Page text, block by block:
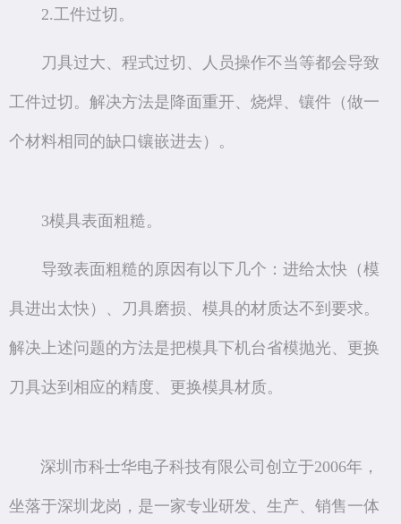
2.工件过切。
刀具过大、程式过切、人员操作不当等都会导致
工件过切。解决方法是降面重开、烧焊、镶件（做一
个材料相同的缺口镶嵌进去）。
3模具表面粗糙。
导致表面粗糙的原因有以下几个：进给太快（模
具进出太快）、刀具磨损、模具的材质达不到要求。
解决上述问题的方法是把模具下机台省模抛光、更换
刀具达到相应的精度、更换模具材质。
深圳市科士华电子科技有限公司创立于2006年，
坐落于深圳龙岗，是一家专业研发、生产、销售一体